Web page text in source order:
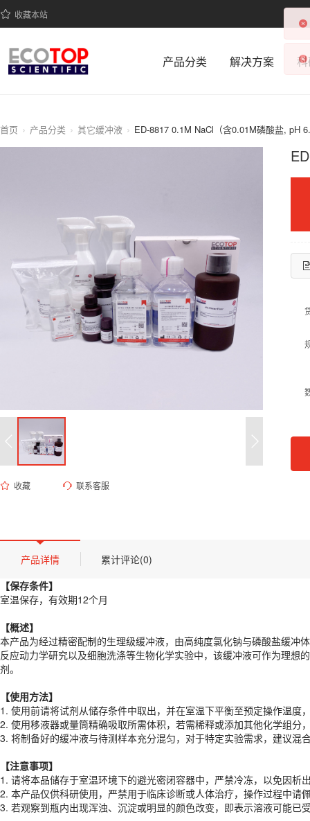
收藏本站
产品分类 解决方案
首页 产品分类 其它缓冲液 ED-8817 0.1M NaCl（含0.01M磷酸盐, pH
收藏 联系客服
产品描述
【保存条件】
室温保存，有效期12个月
【概述】
【使用 方法】
1. 使用前请将试剂从储存条件中取出，并在室温下平衡至预定操作温度
2. 使用移液器或量筒精确吸取所需体积，若需稀释或添加其他化学组
【 注意事项】
1. 请将本品储存于室温环境下的避光密闭容器中，严禁冷冻，以免因析
2. 本产品仅供科研使用，严禁用于临床诊断或人体治疗，操作过程中请
产品规格
货期
1-2天
规格
500ml
应用领域
产品详情
累计评论(0)
【保存条件】
室温保存，有效期12个月
【概述】
本产品为经过精密配制的生理级缓冲液，由高纯度氯化钠与磷酸盐缓冲
反应动力学研究以及细胞洗涤等生物化学实验中，该缓冲液可作为理
剂。
【使用方法】
1. 使用前请将试剂从储存条件中取出，并在室温下平衡至预定操作温度
2. 使用移液器或量筒精确吸取所需体积，若需稀释或添加其他化学组
3. 将制备好的缓冲液与待测样本充分混匀，对于特定实验需求，建议
【注意事项】
1. 请将本品储存于室温环境下的避光密闭容器中，严禁冷冻，以免因
2. 本产品仅供科研使用，严禁用于临床诊断或人体治疗，操作过程中请
3. 若观察到瓶内出现浑浊、沉淀或明显的颜色改变，即表示溶液可能